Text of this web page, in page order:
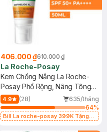
406.000 ₫610.000 ₫
La Roche-Posay
Kem Chống Nắng La Roche-
Posay Phổ Rộng, Nâng Tông
Kiềm Dầu 50ml
4.9 (28)
635/tháng
64%
Bill La roche-posay 399K Tặng